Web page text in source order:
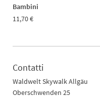
Bambini
11,70 €
Contatti
Waldwelt Skywalk Allgäu
Oberschwenden 25